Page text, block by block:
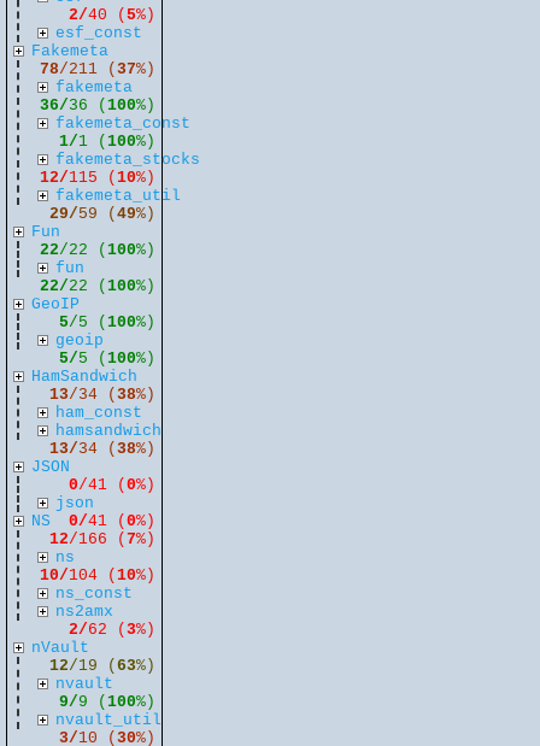
2/40 (5%)
esf_const
Fakemeta
78/211 (37%)
fakemeta
36/36 (100%)
fakemeta_const
1/1 (100%)
fakemeta_stocks
12/115 (10%)
fakemeta_util
29/59 (49%)
Fun
22/22 (100%)
fun
22/22 (100%)
GeoIP
5/5 (100%)
geoip
5/5 (100%)
HamSandwich
13/34 (38%)
ham_const
hamsandwich
13/34 (38%)
JSON
0/41 (0%)
json
0/41 (0%)
NS
12/166 (7%)
ns
10/104 (10%)
ns_const
ns2amx
2/62 (3%)
nVault
12/19 (63%)
nvault
9/9 (100%)
nvault_util
3/10 (30%)